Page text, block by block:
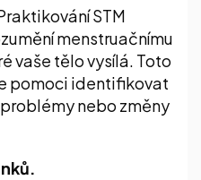
STM
menstruačnímu
vaše tělo vysílá. Toto
pomoci identifikovat
nebo změny